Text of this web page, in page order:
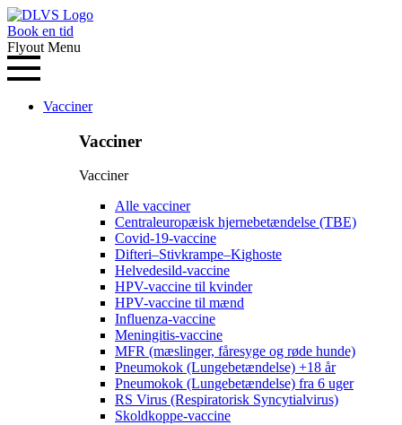
Book en tid
Flyout Menu
Vacciner
Vacciner
Vacciner
Alle vacciner
Centraleuropæisk hjernebetændelse (TBE)
Covid-19-vaccine
Difteri–Stivkrampe–Kighoste
Helvedesild-vaccine
HPV-vaccine til kvinder
HPV-vaccine til mænd
Influenza-vaccine
Meningitis-vaccine
MFR (mæslinger, fåresyge og røde hunde)
Pneumokok (Lungebetændelse) +18 år
Pneumokok (Lungebetændelse) fra 6 uger
RS Virus (Respiratorisk Syncytialvirus)
Skoldkoppe-vaccine